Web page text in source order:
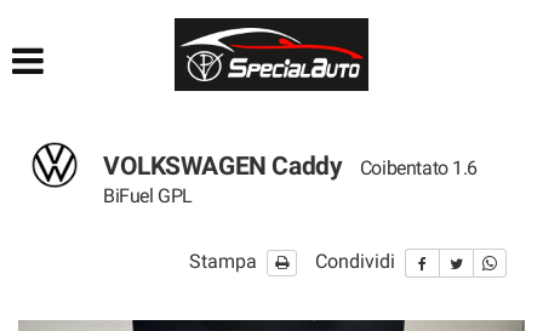
LISTA VEICOLI
PRATICHE AUTO
VOLKSWAGEN Caddy
Coibentato 1.6
BiFuel GPL
Stampa Condividi